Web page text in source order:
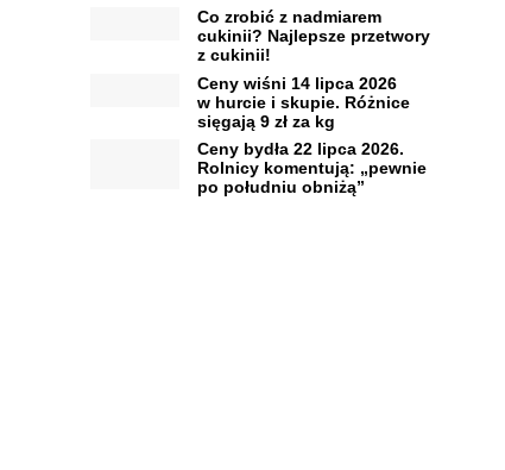
Co zrobić z nadmiarem
cukinii? Najlepsze przetwory
z cukinii!
Ceny wiśni 14 lipca 2026
w hurcie i skupie. Różnice
sięgają 9 zł za kg
Ceny bydła 22 lipca 2026.
Rolnicy komentują: „pewnie
po południu obniżą”